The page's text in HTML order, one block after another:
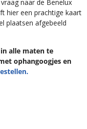
naar de Benelux
hier een prachtige kaart
plaatsen afgebeeld
alle maten te
ophangoogjes en